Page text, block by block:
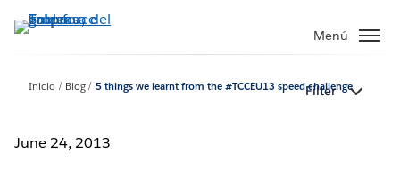
Menú
Inicio Blog 5 things we learnt from the #TCCEU13 speed challenge
Filter
June 24, 2013